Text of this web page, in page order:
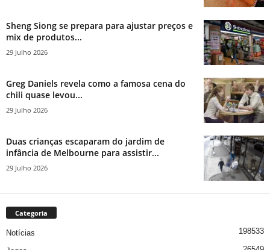
Sheng Siong se prepara para ajustar preços e
mix de produtos...
29 Julho 2026
Greg Daniels revela como a famosa cena do
chili quase levou...
29 Julho 2026
Duas crianças escaparam do jardim de
infância de Melbourne para assistir...
29 Julho 2026
Categoria
Notícias 198533